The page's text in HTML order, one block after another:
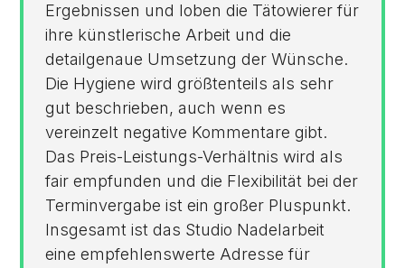
Ergebnissen und loben die Tätowierer für
ihre künstlerische Arbeit und die
detailgenaue Umsetzung der Wünsche.
Die Hygiene wird größtenteils als sehr
gut beschrieben, auch wenn es
vereinzelt negative Kommentare gibt.
Das Preis-Leistungs-Verhältnis wird als
fair empfunden und die Flexibilität bei der
Terminvergabe ist ein großer Pluspunkt.
Insgesamt ist das Studio Nadelarbeit
eine empfehlenswerte Adresse für